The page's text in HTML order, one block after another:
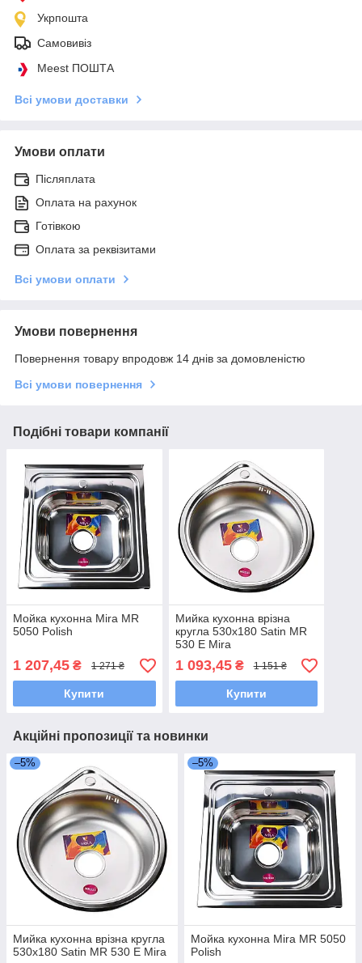
Укрпошта
Самовивіз
Meest ПОШТА
Всі умови доставки
Умови оплати
Післяплата
Оплата на рахунок
Готівкою
Оплата за реквізитами
Всі умови оплати
Умови повернення
Повернення товару впродовж 14 днів за домовленістю
Всі умови повернення
Подібні товари компанії
Мойка кухонна Mira MR
5050 Polish
1 207,45 ₴ 1 271 ₴
Купити
Мийка кухонна врiзна
кругла 530х180 Satin MR
530 E Mira
1 093,45₴ 1 151 ₴
Купити
Акційні пропозиції та новинки
–5%
Мийка кухонна врiзна кругла
530х180 Satin MR 530 E Mira
–5%
Мойка кухонна Mira MR 5050
Polish